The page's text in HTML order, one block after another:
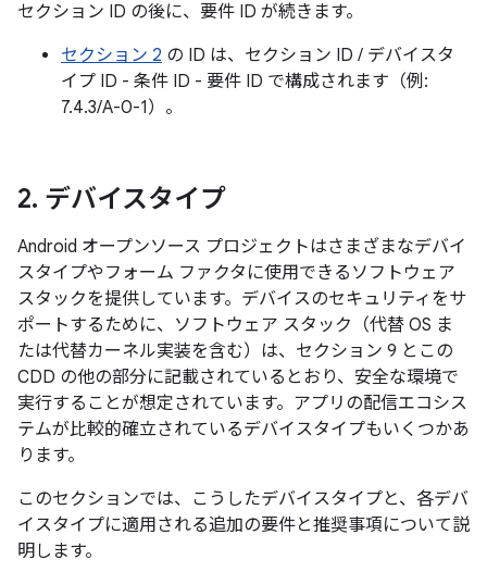
セクション ID の後に、要件 ID が続きます。
セクション 2 の ID は、セクション ID / デバイスタ
イプ ID - 条件 ID - 要件 ID で構成されます（例:
7.4.3/A-0-1）。
2. デバイスタイプ
Android オープンソース プロジェクトはさまざまなデバイ
スタイプやフォーム ファクタに使用できるソフトウェア
スタックを提供しています。デバイスのセキュリティをサ
ポートするために、ソフトウェア スタック（代替 OS ま
たは代替カーネル実装を含む）は、セクション 9 とこの
CDD の他の部分に記載されているとおり、安全な環境で
実行することが想定されています。アプリの配信エコシス
テムが比較的確立されているデバイスタイプもいくつかあ
ります。
このセクションでは、こうしたデバイスタイプと、各デバ
イスタイプに適用される追加の要件と推奨事項について説
明します。